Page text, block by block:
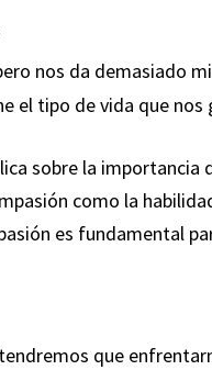
nos da demasiado
el tipo de vida que nos
sobre la
como la
es fundamental
que